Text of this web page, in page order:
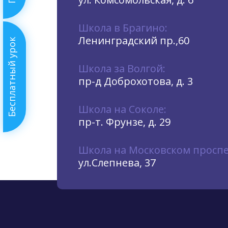
Бесплатный урок
Школа в Брагино:
Ленинградский пр.,60
Школа за Волгой:
пр-д Доброхотова, д. 3
Школа на Соколе:
пр-т. Фрунзе, д. 29
Школа на Московском
ул.Слепнева, 37